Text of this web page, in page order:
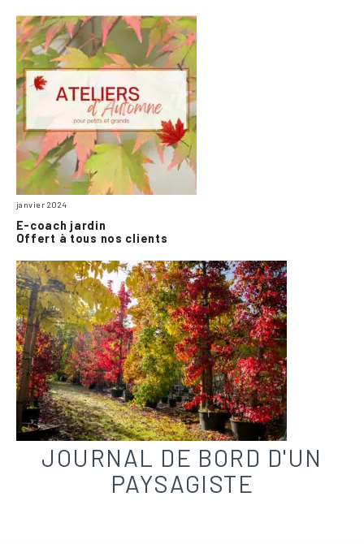
JOURNAL DE BORD D'UN
PAYSAGISTE
janvier 2024
E-coach jardin
Offert à tous nos clients